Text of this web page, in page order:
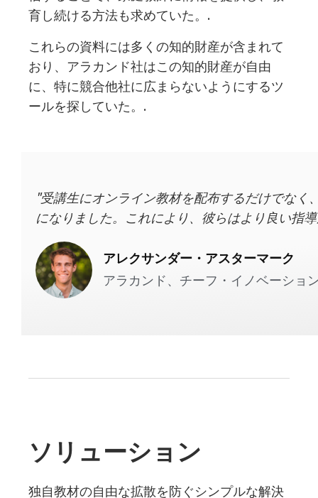
育し続ける方法も求めていた。.
これらの資料には多くの知的財産が含まれて
おり、アラカンド社はこの知的財産が自由
に、特に競合他社に広まらないようにするツ
ールを探していた。.
"受講生にオンライン教材を配布するだけでな
になりました。これにより、彼らはより良い指
アレクサンダー・アスターマーク
アラカンド、チーフ・イノベーショ
ソリューション
独自教材の自由な拡散を防ぐシンプルな解決